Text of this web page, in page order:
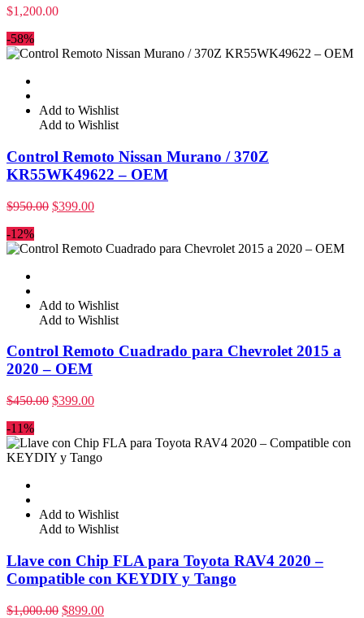
$1,200.00
-58%
Add to Wishlist
Add to Wishlist
Control Remoto Nissan Murano / 370Z
KR55WK49622 – OEM
$950.00 $399.00
-12%
Add to Wishlist
Add to Wishlist
Control Remoto Cuadrado para Chevrolet 2015 a
2020 – OEM
$450.00 $399.00
-11%
Add to Wishlist
Add to Wishlist
Llave con Chip FLA para Toyota RAV4 2020 –
Compatible con KEYDIY y Tango
$1,000.00 $899.00